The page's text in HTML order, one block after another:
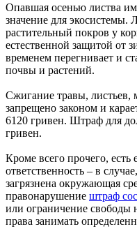
Опавшая осенью листва
значение для экосистемы.
растительный покров у
естественной защитой от
временем перегнивает и
почвы и растений.
Сжигание травы, листьев,
запрещено законом и
6120 гривен. Штраф для
гривен.
Кроме всего прочего,
ответственность – в
загрязнена окружающая
правонарушение штраф
или ограничение свободы
права занимать